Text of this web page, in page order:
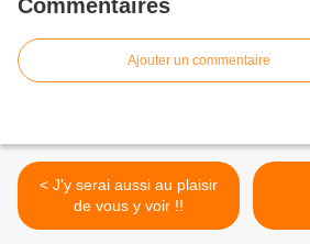
Commentaires
Ajouter un commentaire
< J'y serai aussi au plaisir
de vous y voir !!